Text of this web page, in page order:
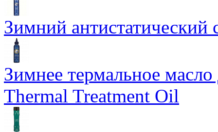
Зимний
Зимнее термальное
Thermal Treatment Oil